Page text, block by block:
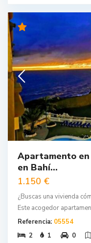
Apartamento
en Bahí...
1.150 €
¿Buscas una vivienda
Este acogedor
Referencia: 05554
2
1 0